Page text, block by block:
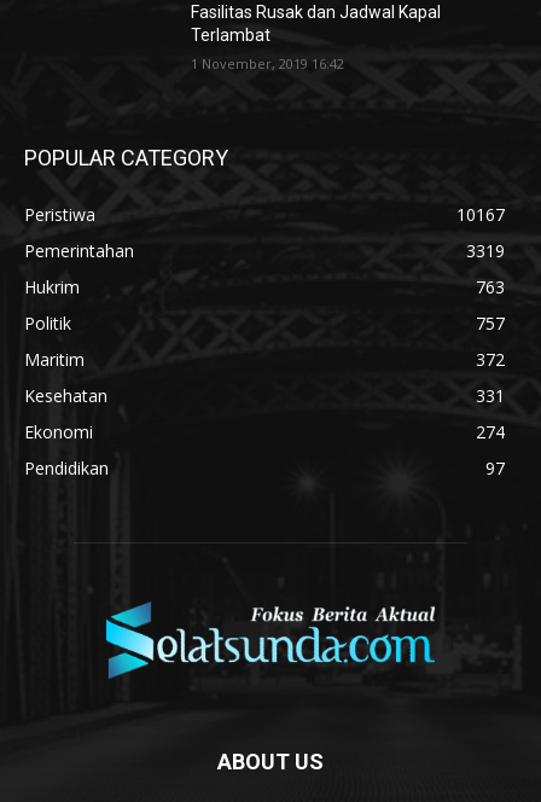
Fasilitas Rusak dan Jadwal Kapal
Terlambat
1 November, 2019 16:42
POPULAR CATEGORY
Peristiwa
10167
Pemerintahan
3319
Hukrim
763
Politik
757
Maritim
372
Kesehatan
331
Ekonomi
274
Pendidikan
97
ABOUT US